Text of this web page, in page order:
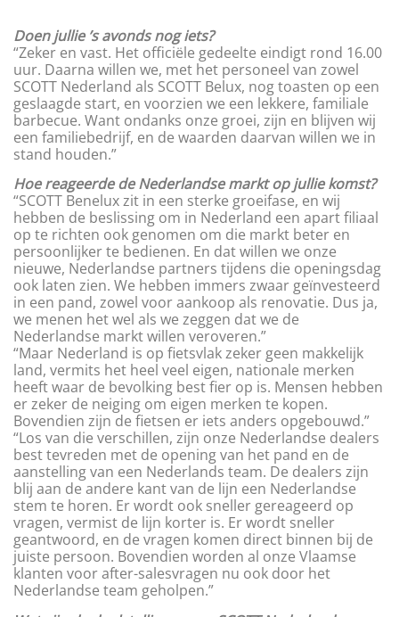
Doen jullie ’s avonds nog iets?
“Zeker en vast. Het officiële gedeelte eindigt rond 16.00
uur. Daarna willen we, met het personeel van zowel
SCOTT Nederland als SCOTT Belux, nog toasten op een
geslaagde start, en voorzien we een lekkere, familiale
barbecue. Want ondanks onze groei, zijn en blijven wij
een familiebedrijf, en de waarden daarvan willen we in
stand houden.”
Hoe reageerde de Nederlandse markt op jullie komst?
“SCOTT Benelux zit in een sterke groeifase, en wij
hebben de beslissing om in Nederland een apart filiaal
op te richten ook genomen om die markt beter en
persoonlijker te bedienen. En dat willen we onze
nieuwe, Nederlandse partners tijdens die openingsdag
ook laten zien. We hebben immers zwaar geïnvesteerd
in een pand, zowel voor aankoop als renovatie. Dus ja,
we menen het wel als we zeggen dat we de
Nederlandse markt willen veroveren.”
“Maar Nederland is op fietsvlak zeker geen makkelijk
land, vermits het heel veel eigen, nationale merken
heeft waar de bevolking best fier op is. Mensen hebben
er zeker de neiging om eigen merken te kopen.
Bovendien zijn de fietsen er iets anders opgebouwd.”
“Los van die verschillen, zijn onze Nederlandse dealers
best tevreden met de opening van het pand en de
aanstelling van een Nederlands team. De dealers zijn
blij aan de andere kant van de lijn een Nederlandse
stem te horen. Er wordt ook sneller gereageerd op
vragen, vermist de lijn korter is. Er wordt sneller
geantwoord, en de vragen komen direct binnen bij de
juiste persoon. Bovendien worden al onze Vlaamse
klanten voor after-salesvragen nu ook door het
Nederlandse team geholpen.”